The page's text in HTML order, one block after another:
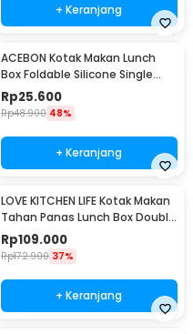
+ Keranjang
ACEBON Kotak Makan Lunch
Box Foldable Silicone Single
Layer 550ml - ACB55
Rp25.600
Rp48.900 48%
+ Keranjang
LOVE KITCHEN LIFE Kotak Makan
Tahan Panas Lunch Box Double
Layer - YM8686/YM9645
Rp109.000
Rp172.900 37%
+ Keranjang